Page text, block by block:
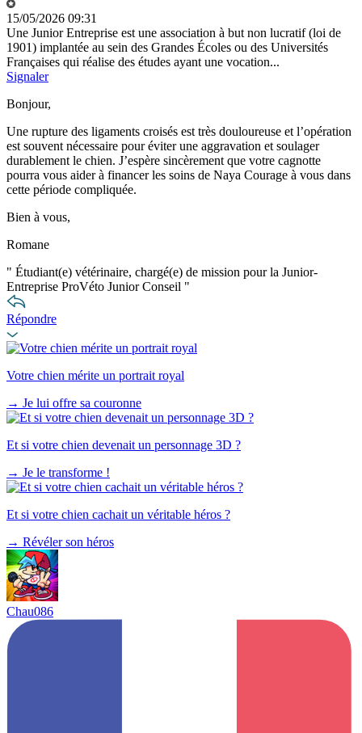
15/05/2026 09:31
Une Junior Entreprise est une association à but non lucratif (loi de
1901) implantée au sein des Grandes Écoles ou des Universités
Françaises qui réalise des études ayant une vocation...
Signaler
Bonjour,
Une rupture des ligaments croisés est très douloureuse et l’opération
est souvent nécessaire pour éviter une aggravation et soulager
durablement le chien. J’espère sincèrement que votre cagnotte
pourra vous aider à financer les soins de Naya Courage à vous dans
cette période compliquée.
Bien à vous,
Romane
" Étudiant(e) vétérinaire, chargé(e) de mission pour la Junior-
Entreprise ProVéto Junior Conseil "
Répondre
Votre chien mérite un portrait royal
→ Je lui offre sa couronne
Et si votre chien devenait un personnage 3D ?
→ Je le transforme !
Et si votre chien cachait un véritable héros ?
→ Révéler son héros
Chau086